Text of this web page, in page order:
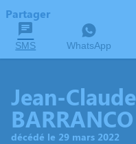
Partager
SMS WhatsApp
Jean-Claude
BARRANCO
décédé le 29 mars 2022